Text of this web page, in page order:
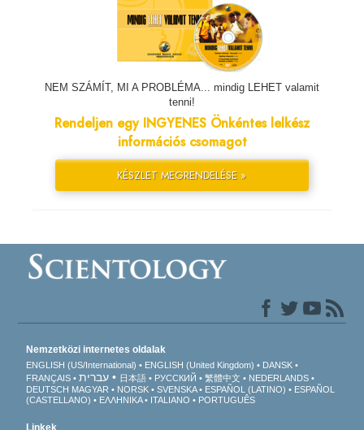
NEM SZÁMÍT, MI A PROBLÉMA... mindig LEHET valamit
tenni!
Rendeljen egy INGYENES Önkéntes lelkész
információs csomagot
KÉSZLET MEGRENDELÉSE »
Nemzetközi internetes oldalak
ENGLISH (US/International) ENGLISH (United Kingdom)
DANSK
FRANÇAIS
עברית 日本語 РУССКИЙ 繁體中文
NEDERLANDS
DEUTSCH MAGYAR NORSK SVENSKA ESPAÑOL (LATINO)
ESPAÑOL
(CASTELLANO)
ΕΛΛΗΝΙΚA ITALIANO PORTUGUÊS
Linkek